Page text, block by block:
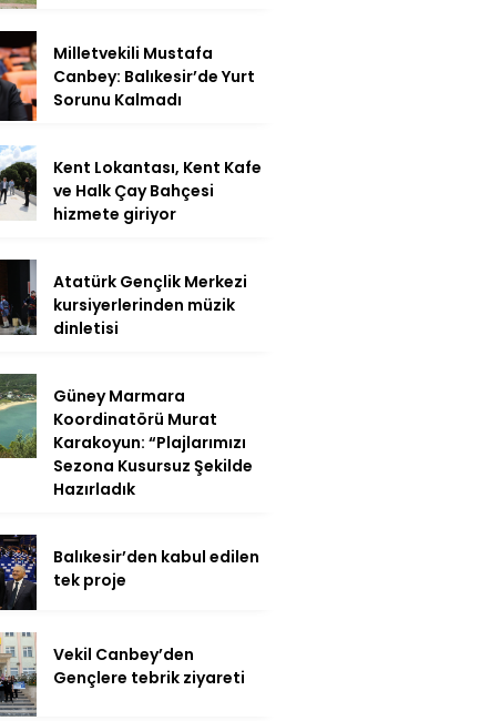
Milletvekili Mustafa
Canbey: Balıkesir’de Yurt
Sorunu Kalmadı
Kent Lokantası, Kent Kafe
ve Halk Çay Bahçesi
hizmete giriyor
Atatürk Gençlik Merkezi
kursiyerlerinden müzik
dinletisi
Güney Marmara
Koordinatörü Murat
Karakoyun: “Plajlarımızı
Sezona Kusursuz Şekilde
Hazırladık
Balıkesir’den kabul edilen
tek proje
Vekil Canbey’den
Gençlere tebrik ziyareti